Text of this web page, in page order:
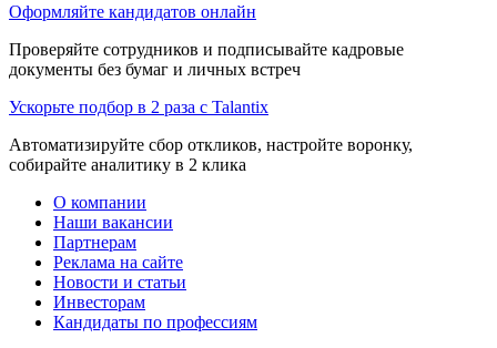
Оформляйте кандидатов онлайн
Проверяйте сотрудников и подписывайте кадровые
документы без бумаг и личных встреч
Ускорьте подбор в 2 раза с Talantix
Автоматизируйте сбор откликов, настройте воронку,
собирайте аналитику в 2 клика
О компании
Наши вакансии
Партнерам
Реклама на сайте
Новости и статьи
Инвесторам
Кандидаты по профессиям